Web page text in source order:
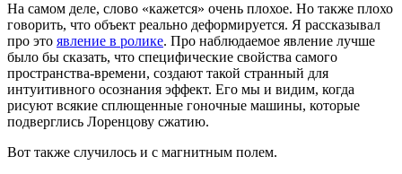
На самом деле, слово «кажется» очень плохое. Но также плохо
говорить, что объект реально деформируется. Я рассказывал
про это явление в ролике. Про наблюдаемое явление лучше
было бы сказать, что специфические свойства самого
пространства-времени, создают такой странный для
интуитивного осознания эффект. Его мы и видим, когда
рисуют всякие сплющенные гоночные машины, которые
подверглись Лоренцову сжатию.
Вот также случилось и с магнитным полем.